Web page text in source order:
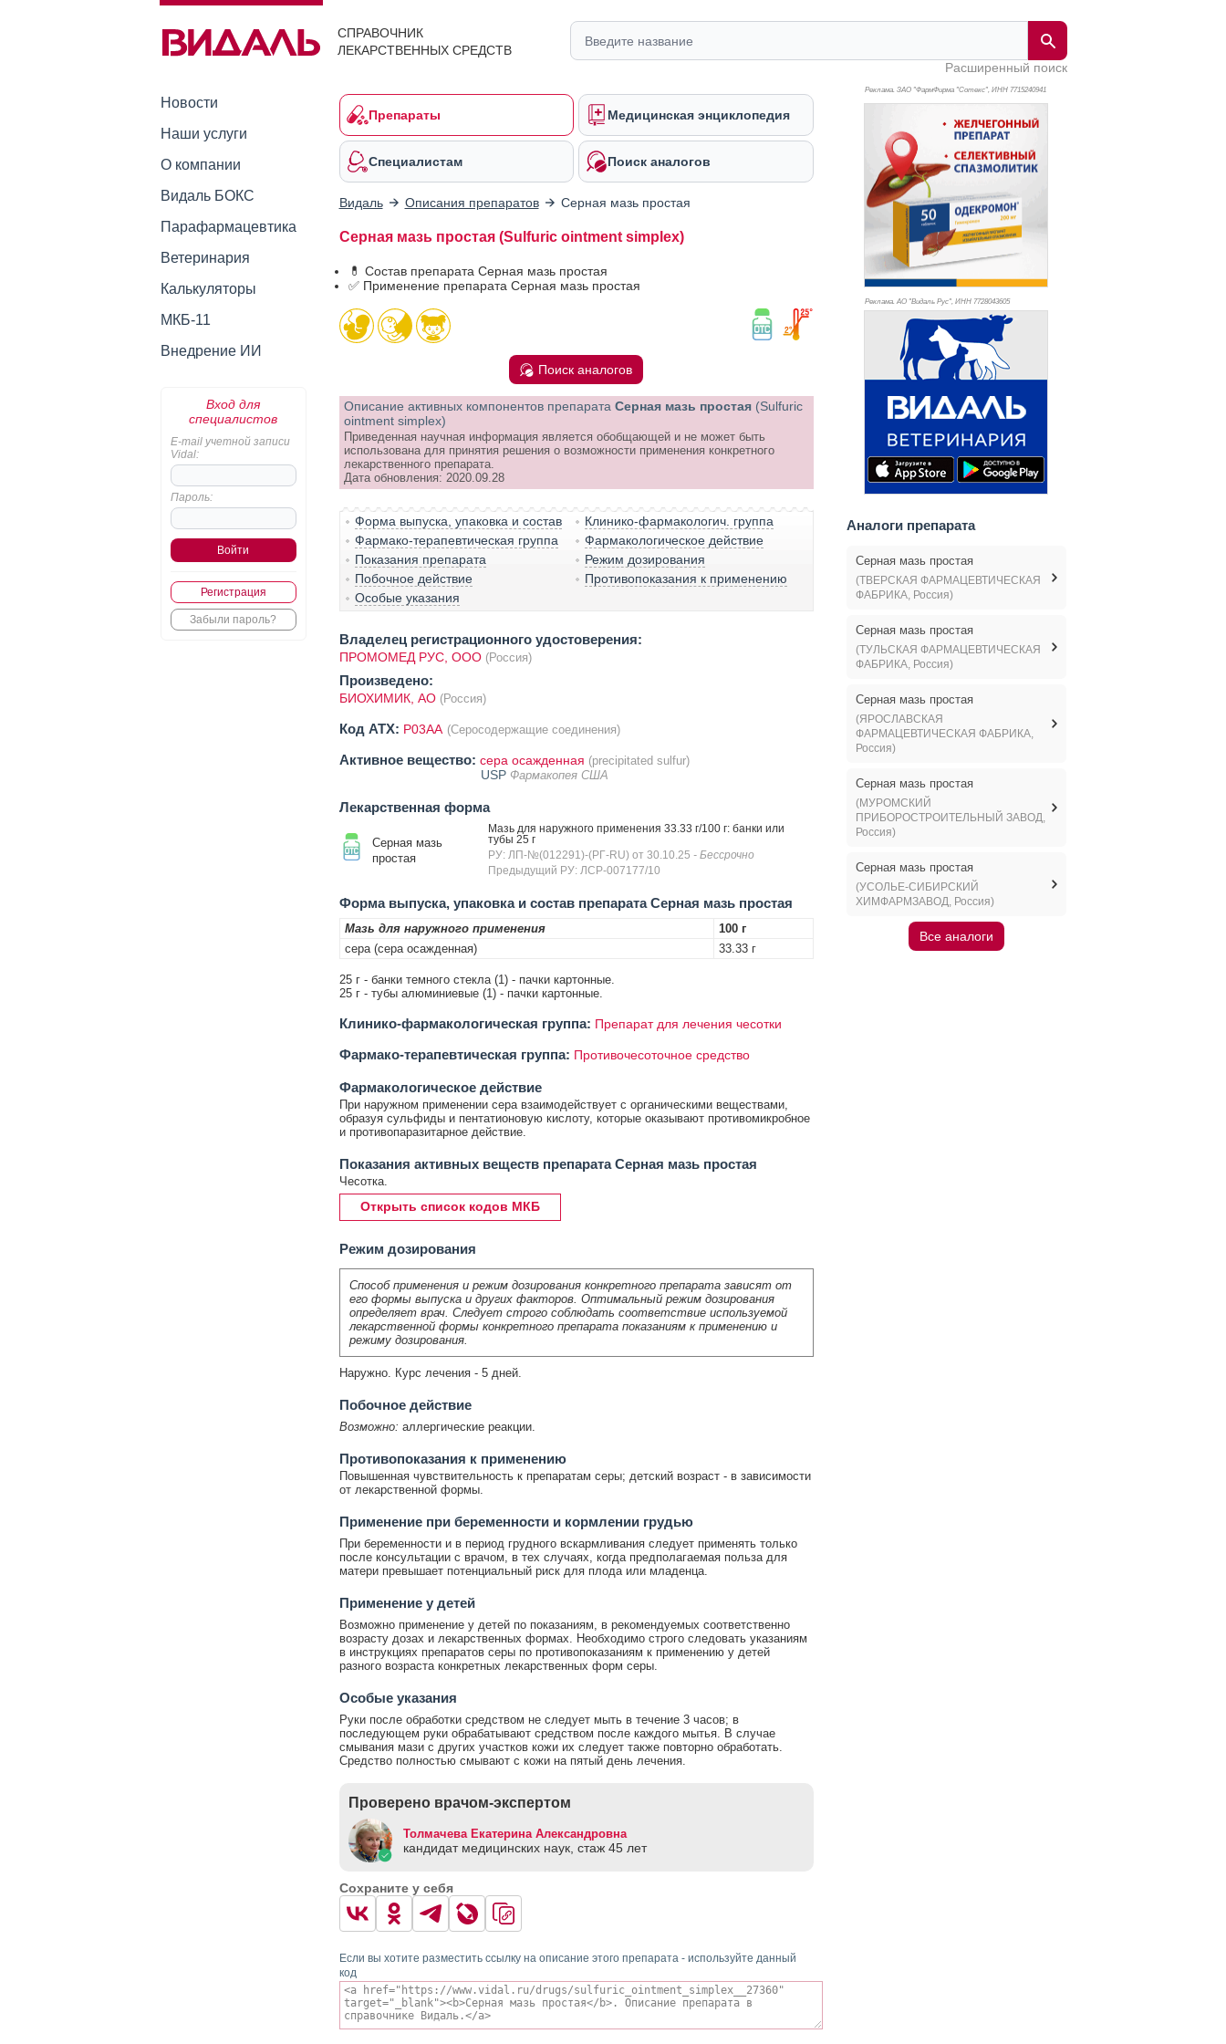
СПРАВОЧНИК
ЛЕКАРСТВЕННЫХ СРЕДСТВ
Расширенный поиск
Новости
Наши услуги
О компании
Видаль БОКС
Парафармацевтика
Ветеринария
Калькуляторы
МКБ-11
Внедрение ИИ
Вход для
специалистов
E-mail учетной записи
Vidal:
Пароль:
Регистрация
Забыли пароль?
Препараты Медицинская энциклопедия
Специалистам Поиск аналогов
Видаль Описания препаратов Серная мазь простая
Серная мазь простая (Sulfuric ointment simplex)
💊 Состав препарата Серная мазь простая
✅ Применение препарата Серная мазь простая
Поиск аналогов
Описание активных компонентов препарата Серная мазь простая (Sulfuric
ointment simplex)
Приведенная научная информация является обобщающей и не может быть
использована для принятия решения о возможности применения конкретного
лекарственного препарата.
Дата обновления: 2020.09.28
Форма выпуска, упаковка и состав
Клинико-фармакологич. группа
Фармако-терапевтическая группа
Фармакологическое действие
Показания препарата
Режим дозирования
Побочное действие
Противопоказания к применению
Особые указания
Владелец регистрационного удостоверения:
ПРОМОМЕД РУС, ООО (Россия)
Произведено:
БИОХИМИК, АО (Россия)
Код ATX: P03AA (Серосодержащие соединения)
Активное вещество: сера осажденная (precipitated sulfur)
USP Фармакопея США
Лекарственная форма
Серная мазь
простая
Мазь для наружного применения 33.33 г/100 г: банки или
тубы 25 г
РУ: ЛП-№(012291)-(РГ-RU) от 30.10.25 - Бессрочно
Предыдущий РУ: ЛСР-007177/10
Форма выпуска, упаковка и состав препарата Серная мазь простая
Мазь для наружного применения
100 г
сера (сера осажденная)
33.33 г
25 г - банки темного стекла (1) - пачки картонные.
25 г - тубы алюминиевые (1) - пачки картонные.
Клинико-фармакологическая группа: Препарат для лечения чесотки
Фармако-терапевтическая группа: Противочесоточное средство
Фармакологическое действие
При наружном применении сера взаимодействует с органическими веществами,
образуя сульфиды и пентатионовую кислоту, которые оказывают противомикробное
и противопаразитарное действие.
Показания активных веществ препарата Серная мазь простая
Чесотка.
Открыть список кодов МКБ
Режим дозирования
Способ применения и режим дозирования конкретного препарата зависят от
его формы выпуска и других факторов. Оптимальный режим дозирования
определяет врач. Следует строго соблюдать соответствие используемой
лекарственной формы конкретного препарата показаниям к применению и
режиму дозирования.
Наружно. Курс лечения - 5 дней.
Побочное действие
Возможно: аллергические реакции.
Противопоказания к применению
Повышенная чувствительность к препаратам серы; детский возраст - в зависимости
от лекарственной формы.
Применение при беременности и кормлении грудью
При беременности и в период грудного вскармливания следует применять только
после консультации с врачом, в тех случаях, когда предполагаемая польза для
матери превышает потенциальный риск для плода или младенца.
Применение у детей
Возможно применение у детей по показаниям, в рекомендуемых соответственно
возрасту дозах и лекарственных формах. Необходимо строго следовать указаниям
в инструкциях препаратов серы по противопоказаниям к применению у детей
разного возраста конкретных лекарственных форм серы.
Особые указания
Руки после обработки средством не следует мыть в течение 3 часов; в
последующем руки обрабатывают средством после каждого мытья. В случае
смывания мази с других участков кожи их следует также повторно обработать.
Средство полностью смывают с кожи на пятый день лечения.
Проверено врачом-экспертом
Толмачева Екатерина Александровна
кандидат медицинских наук, стаж 45 лет
Сохраните у себя
Если вы хотите разместить ссылку на описание этого препарата - используйте данный
код
Реклама. ЗАО "ФармФирма "Сотекс", ИНН 7715240941
Реклама. АО "Видаль Рус", ИНН 7728043605
Аналоги препарата
Серная мазь простая
(ТВЕРСКАЯ ФАРМАЦЕВТИЧЕСКАЯ
ФАБРИКА, Россия)
Серная мазь простая
(ТУЛЬСКАЯ ФАРМАЦЕВТИЧЕСКАЯ
ФАБРИКА, Россия)
Серная мазь простая
(ЯРОСЛАВСКАЯ
ФАРМАЦЕВТИЧЕСКАЯ ФАБРИКА,
Россия)
Серная мазь простая
(МУРОМСКИЙ
ПРИБОРОСТРОИТЕЛЬНЫЙ ЗАВОД,
Россия)
Серная мазь простая
(УСОЛЬЕ-СИБИРСКИЙ
ХИМФАРМЗАВОД, Россия)
Все аналоги